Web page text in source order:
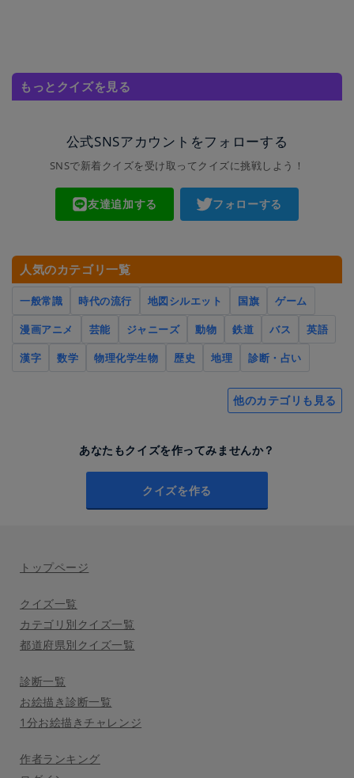
もっとクイズを見る
公式SNSアカウントをフォローする
SNSで新着クイズを受け取ってクイズに挑戦しよう！
友達追加する フォローする
人気のカテゴリ一覧
一般常識 時代の流行 地図シルエット 国旗
ゲーム
漫画アニメ
芸能 ジャニーズ 動物 鉄道 バス
英語
漢字
数学 物理化学生物 歴史 地理 診断・占い
他のカテゴリも見る
あなたもクイズを作ってみませんか？
クイズを作る
トップページ
クイズ一覧
カテゴリ別クイズ一覧
都道府県別クイズ一覧
診断一覧
お絵描き診断一覧
1分お絵描きチャレンジ
作者ランキング